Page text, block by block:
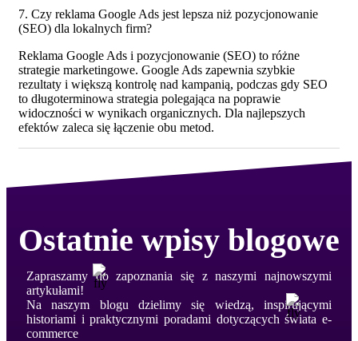
7. Czy reklama Google Ads jest lepsza niż pozycjonowanie
(SEO) dla lokalnych firm?
Reklama Google Ads i pozycjonowanie (SEO) to różne
strategie marketingowe. Google Ads zapewnia szybkie
rezultaty i większą kontrolę nad kampanią, podczas gdy SEO
to długoterminowa strategia polegająca na poprawie
widoczności w wynikach organicznych. Dla najlepszych
efektów zaleca się łączenie obu metod.
Ostatnie wpisy blogowe
Zapraszamy do zapoznania się z naszymi najnowszymi
artykułami!
Na naszym blogu dzielimy się wiedzą, inspirującymi
historiami i praktycznymi poradami dotyczących świata e-
commerce